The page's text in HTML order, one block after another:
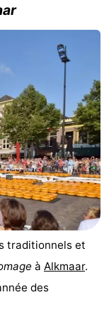
traditionnels et
à Alkmaar.
des